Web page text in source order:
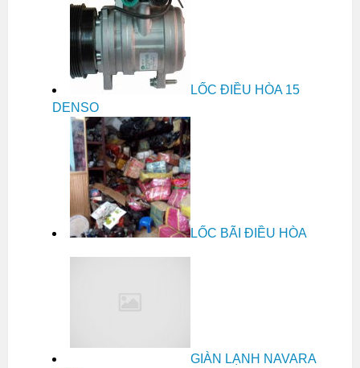
LỐC ĐIỀU HÒA 15
DENSO
LỐC BÃI ĐIỀU HÒA
GIÀN LẠNH NAVARA